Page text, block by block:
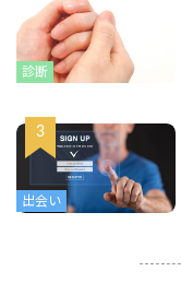
診断
出会い